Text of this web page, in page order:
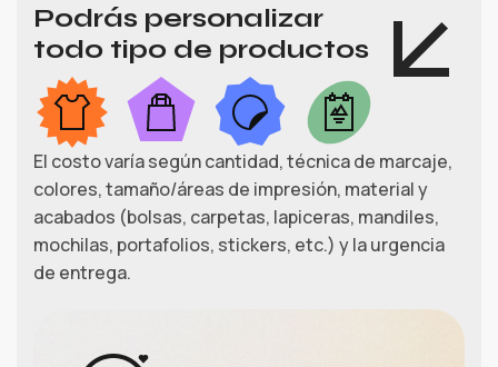
Podrás personalizar
todo tipo de productos
El costo varía según cantidad, técnica de marcaje,
colores, tamaño/áreas de impresión, material y
acabados (bolsas, carpetas, lapiceras, mandiles,
mochilas, portafolios, stickers, etc.) y la urgencia
de entrega.